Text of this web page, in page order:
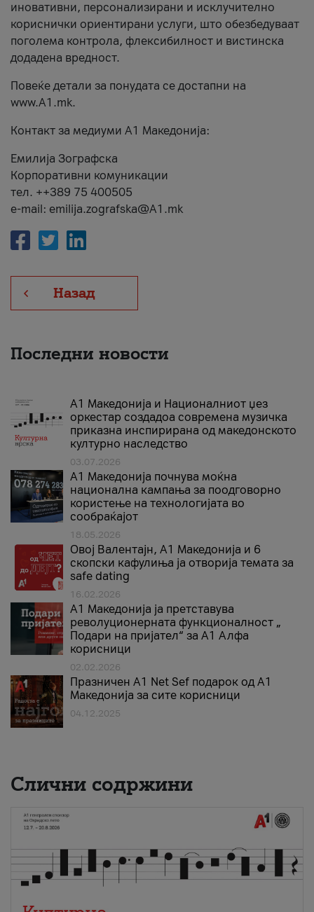
иновативни, персонализирани и исклучително
кориснички ориентирани услуги, што обезбедуваат
поголема контрола, флексибилност и вистинска
додадена вредност.
Повеќе детали за понудата се достапни на
www.А1.mk.
Контакт за медиуми А1 Македонија:
Емилија Зографска
Корпоративни комуникации
тел. ++389 75 400505
e-mail: emilija.zografska@A1.mk
Назад
Последни новости
А1 Македонија и Националниот џез
оркестар создадоа современа музичка
приказна инспирирана од македонското
културно наследство
03.07.2026
A1 Македонија почнува моќна
национална кампања за поодговорно
користење на технологијата во
сообраќајот
18.05.2026
Овој Валентајн, A1 Македонија и 6
скопски кафулиња ја отворија темата за
safe dating
16.02.2026
А1 Македонија ја претставува
револуционерната функционалност „
Подари на пријател“ за А1 Алфа
корисници
02.02.2026
Празничен A1 Net Sеf подарок од А1
Македонија за сите корисници
04.12.2025
Слични содржини